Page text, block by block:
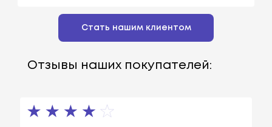
Стать нашим клиентом
Отзывы наших покупателей: